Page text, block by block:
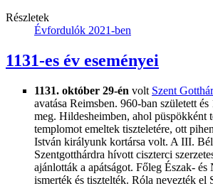
Részletek
Évfordulók 2021-ben
1131-es év eseményei
1131. október 29-én volt Szent
avatása Reimsben. 960-ban született
meg. Hildesheimben, ahol püspökként
templomot emeltek tiszteletére, ott
István királyunk kortársa volt. A III.
Szentgotthárdra hívott ciszterci
ajánlották a apátságot. Főleg Észak- és
ismerték és tisztelték. Róla nevezték el